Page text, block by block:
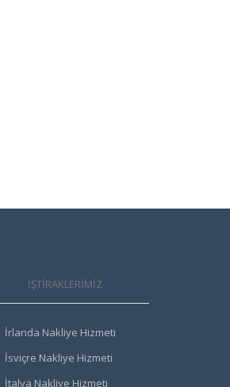
İŞTİRAKLERİMİZ
İrlanda Nakliye Hizmeti
İsviçre Nakliye Hizmeti
İtalya Nakliye Hizmeti